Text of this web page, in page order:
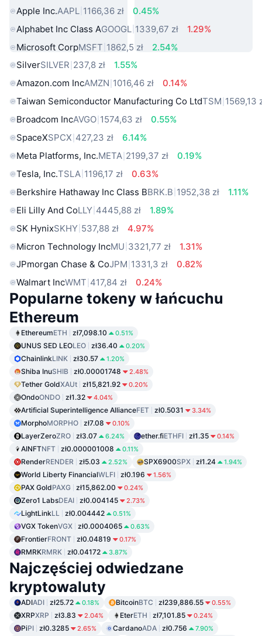
Apple Inc.AAPL 1166,36 zł
0.45%
Alphabet Inc Class AGOOGL 1339,67 zł
1.29%
Microsoft CorpMSFT 1862,5 zł
2.54%
SilverSILVER 237,8 zł
1.55%
Amazon.com IncAMZN 1016,46 zł
0.14%
Taiwan Semiconductor Manufacturing Co LtdTSM 1569,13
Broadcom IncAVGO 1574,63 zł
0.55%
SpaceXSPCX 427,23 zł
6.14%
Meta Platforms, Inc.META 2199,37 zł
0.19%
Tesla, Inc.TSLA 1196,17 zł
0.63%
Berkshire Hathaway Inc Class BBRK.B 1952,38 zł
1.11%
Eli Lilly And CoLLY 4445,88 zł
1.89%
SK HynixSKHY 537,88 zł
4.97%
Micron Technology IncMU 3321,77 zł
1.31%
JPmorgan Chase & CoJPM 1331,3 zł
0.82%
Walmart IncWMT 417,84 zł 0.24%
Popularne tokeny w łańcuchu
Ethereum
EthereumETH zł7,098.10 0.51%
UNUS SED LEOLEO zł36.40 0.20%
ChainlinkLINK zł30.57 1.20%
Shiba InuSHIB zł0.00001748 2.48%
Tether GoldXAUt zł15,821.92 0.20%
OndoONDO zł1.32 4.04%
Artificial Superintelligence AllianceFET zł0.5031 3.34%
MorphoMORPHO zł7.08 0.10%
LayerZeroZRO zł3.07 6.24% ether.fiETHFI zł1.35 0.14%
AINFTNFT zł0.000001008 0.11%
RenderRENDER zł5.03 2.52% SPX6900SPX zł1.24 1.94%
World Liberty FinancialWLFI zł0.196 1.56%
PAX GoldPAXG zł15,862.00 0.24%
Zero1 LabsDEAI zł0.004145 2.73%
LightLinkLL zł0.004442 0.51%
VGX TokenVGX zł0.0004065 0.63%
FrontierFRONT zł0.04819 0.17%
RMRKRMRK zł0.04172 3.87%
Najczęściej odwiedzane
kryptowaluty
ADIADI zł25.72 0.18% BitcoinBTC zł239,886.55 0.55%
XRPXRP zł3.83 2.04% EterETH zł7,101.85 0.24%
PiPI zł0.3285 2.65% CardanoADA zł0.756 7.90%